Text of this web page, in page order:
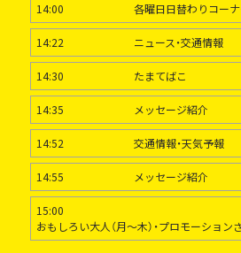
14:00 各曜日日替わりコー
14:22 ニュース・交通情報
14:30 たまてばこ
14:35 メッセージ紹介
14:52 交通情報・天気予報
14:55 メッセージ紹介
15:00
おもしろい大人（月～木）・プロモーションさ